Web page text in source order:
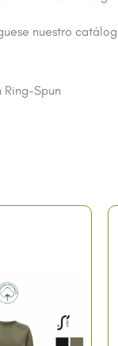
nuestro
Ring-Spun